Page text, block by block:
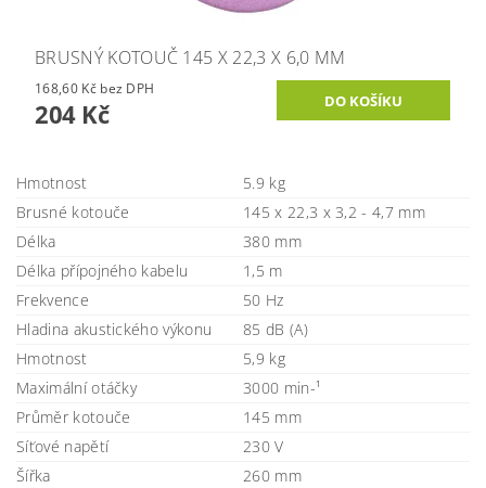
BRUSNÝ KOTOUČ 145 X 22,3 X 6,0 MM
168,60 Kč bez DPH
204 Kč
Hmotnost
5.9 kg
Brusné kotouče
145 x 22,3 x 3,2 - 4,7 mm
Délka
380 mm
Délka přípojného kabelu
1,5 m
Frekvence
50 Hz
Hladina akustického výkonu
85 dB (A)
Hmotnost
5,9 kg
Maximální otáčky
3000 min-¹
Průměr kotouče
145 mm
Síťové napětí
230 V
Šířka
260 mm